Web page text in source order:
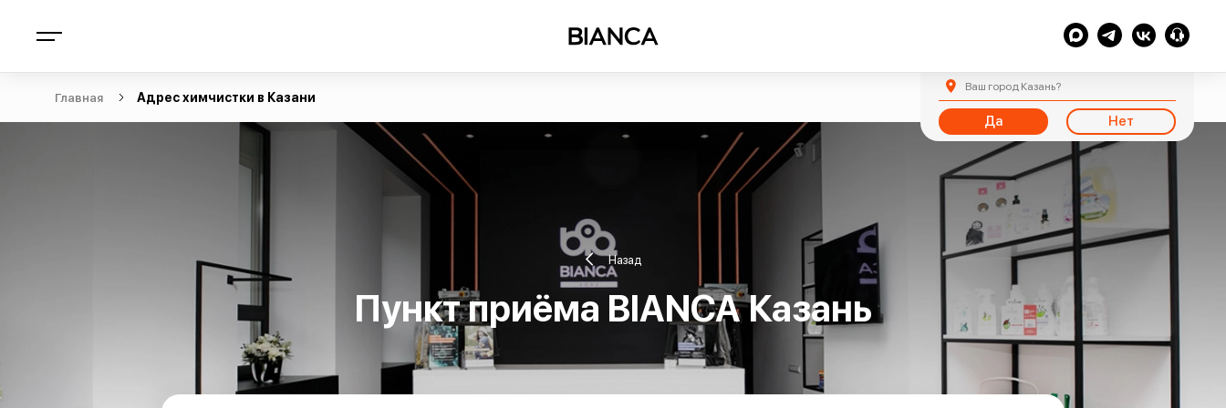
Ваш город Казань?
Да Нет
Главная Адрес химчистки в Казани
Назад
Пункт приёма BIANCA Казань